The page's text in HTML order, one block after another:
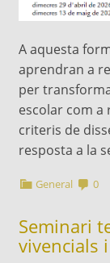
A aquesta
aprendran a
per
escolar com a
criteris de
resposta a la
General 0
Seminari
vivencials